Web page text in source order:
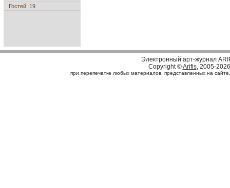
Гостей: 19
Электронный арт-журнал
Copyright ©Arifis, 2005-2026
при перепечатке любых материалов, представленных на